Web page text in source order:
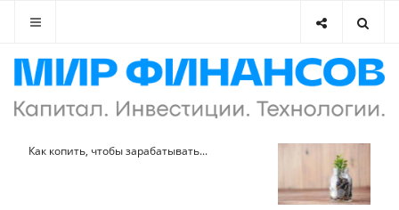
Как копить, чтобы зарабатывать...